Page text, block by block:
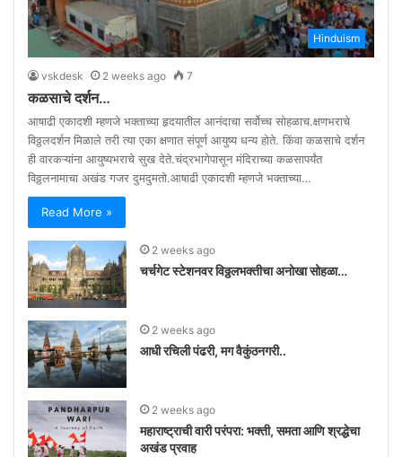
Hinduism
vskdesk 2 weeks ago 7
कळसाचे दर्शन…
आषाढी एकादशी म्हणजे भक्ताच्या हृदयातील आनंदाचा सर्वोच्च सोहळाच.क्षणभराचे
विठ्ठलदर्शन मिळाले तरी त्या एका क्षणात संपूर्ण आयुष्य धन्य होते. किंवा कळसाचे दर्शन
ही वारकऱ्यांना आयुष्यभराचे सुख देते.चंद्रभागेपासून मंदिराच्या कळसापर्यंत
विठ्ठलनामाचा अखंड गजर दुमदुमतो.आषाढी एकादशी म्हणजे भक्ताच्या…
Read More »
2 weeks ago
चर्चगेट स्टेशनवर विठ्ठलभक्तीचा अनोखा सोहळा…
2 weeks ago
आधी रचिली पंढरी, मग वैकुंठनगरी..
2 weeks ago
महाराष्ट्राची वारी परंपरा: भक्ती, समता आणि श्रद्धेचा
अखंड प्रवाह